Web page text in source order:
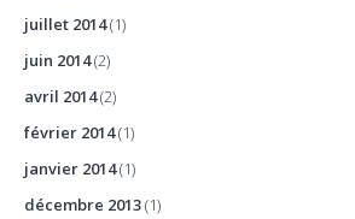
juillet 2014(1)
juin 2014(2)
avril 2014(2)
février 2014(1)
janvier 2014(1)
décembre 2013(1)